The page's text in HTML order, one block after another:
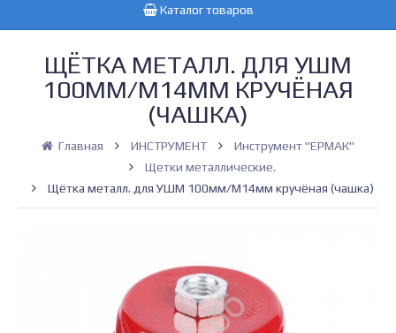
Каталог товаров
ЩЁТКА МЕТАЛЛ. ДЛЯ УШМ
100ММ/М14ММ КРУЧЁНАЯ
(ЧАШКА)
Главная ИНСТРУМЕНТ
Инструмент "ЕРМАК"
Щетки металлические.
Щётка металл. для УШМ 100мм/М14мм кручёная (чашка)